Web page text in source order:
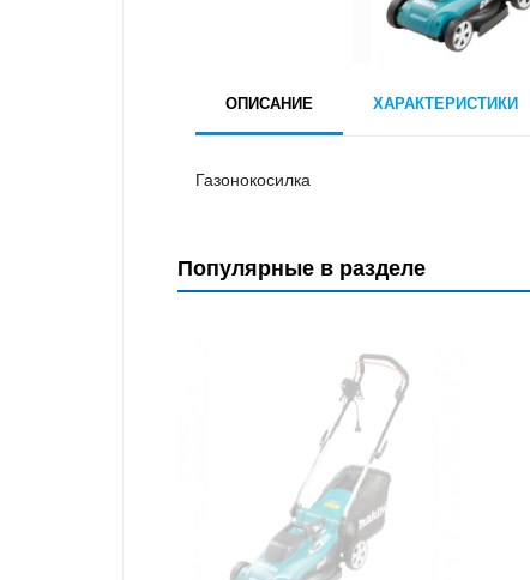
ОПИСАНИЕ ХАРАКТЕРИСТИКИ
Газонокосилка
Популярные в разделе